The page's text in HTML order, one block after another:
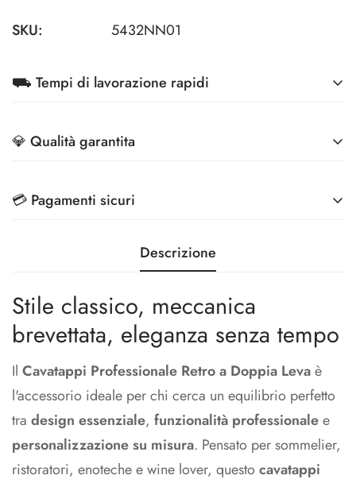
SKU: 5432NN01
⛟ Tempi di lavorazione rapidi
💎 Qualità garantita
💳 Pagamenti sicuri
Effettua i pagamenti in totale sicurezza, grazie ai
metodi di pagamento più sicuri sul mercato
Descrizione
Stile classico, meccanica
brevettata, eleganza senza tempo
Il Cavatappi Professionale Retro a Doppia Levaè
l'accessorio ideale per chi cerca un equilibrio perfetto
tra design essenziale, funzionalità professionalee
personalizzazione su misura. Pensato per sommelier,
ristoratori, enoteche e wine lover, questocavatappi